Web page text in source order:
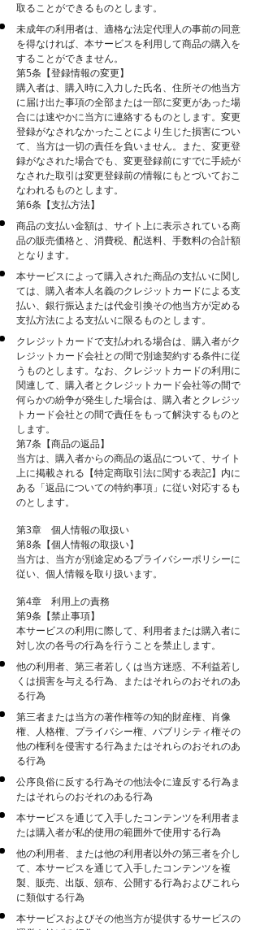
取ることができるものとします。
未成年の利用者は、適格な法定代理人の事前の同意
を得なければ、本サービスを利用して商品の購入を
することができません。
第5条【登録情報の変更】
購入者は、購入時に入力した氏名、住所その他当方
に届け出た事項の全部または一部に変更があった場
合には速やかに当方に連絡するものとします。変更
登録がなされなかったことにより生じた損害につい
て、当方は一切の責任を負いません。また、変更登
録がなされた場合でも、変更登録前にすでに手続が
なされた取引は変更登録前の情報にもとづいておこ
なわれるものとします。
第6条【支払方法】
商品の支払い金額は、サイト上に表示されている商
品の販売価格と、消費税、配送料、手数料の合計額
となります。
本サービスによって購入された商品の支払いに関し
ては、購入者本人名義のクレジットカードによる支
払い、銀行振込または代金引換その他当方が定める
支払方法による支払いに限るものとします。
クレジットカードで支払われる場合は、購入者がク
レジットカード会社との間で別途契約する条件に従
うものとします。なお、クレジットカードの利用に
関連して、購入者とクレジットカード会社等の間で
何らかの紛争が発生した場合は、購入者とクレジッ
トカード会社との間で責任をもって解決するものと
します。
第7条【商品の返品】
当方は、購入者からの商品の返品について、サイト
上に掲載される【特定商取引法に関する表記】内に
ある「返品についての特約事項」に従い対応するも
のとします。
第3章 個人情報の取扱い
第8条【個人情報の取扱い】
当方は、当方が別途定めるプライバシーポリシーに
従い、個人情報を取り扱います。
第4章 利用上の責務
第9条【禁止事項】
本サービスの利用に際して、利用者または購入者に
対し次の各号の行為を行うことを禁止します。
他の利用者、第三者若しくは当方迷惑、不利益若し
くは損害を与える行為、またはそれらのおそれのあ
る行為
第三者または当方の著作権等の知的財産権、肖像
権、人格権、プライバシー権、パブリシティ権その
他の権利を侵害する行為またはそれらのおそれのあ
る行為
公序良俗に反する行為その他法令に違反する行為ま
たはそれらのおそれのある行為
本サービスを通じて入手したコンテンツを利用者ま
たは購入者が私的使用の範囲外で使用する行為
他の利用者、または他の利用者以外の第三者を介し
て、本サービスを通じて入手したコンテンツを複
製、販売、出版、頒布、公開する行為およびこれら
に類似する行為
本サービスおよびその他当方が提供するサービスの